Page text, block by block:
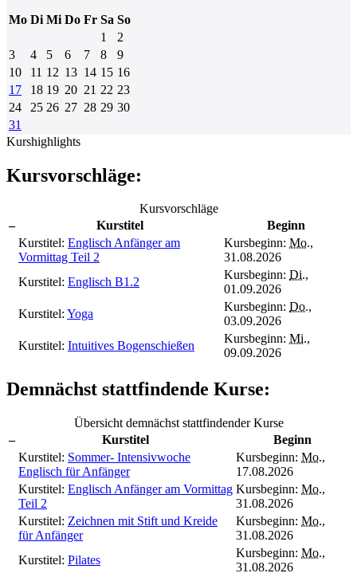
Mo Di Mi Do Fr Sa So
1
2
3
4 5 6 7 8
9
10
11 12 13 14 15 16
17
18 19 20 21 22 23
24
25 26 27 28 29 30
31
Kurshighlights
Kursvorschläge:
Kursvorschläge
–
Kurstitel
Beginn
Kurstitel: Englisch Anfänger am
Vormittag Teil 2
Kursbeginn: Mo.,
31.08.2026
Kurstitel: Englisch B1.2
Kursbeginn: Di.,
01.09.2026
Kurstitel: Yoga
Kursbeginn: Do.,
03.09.2026
Kurstitel: Intuitives Bogenschießen
Kursbeginn: Mi.,
09.09.2026
Demnächst stattfindende Kurse:
Übersicht demnächst stattfindender Kurse
–
Kurstitel
Beginn
Kurstitel: Sommer- Intensivwoche
Englisch für Anfänger
Kursbeginn: Mo.,
17.08.2026
Kurstitel: Englisch Anfänger am Vormittag
Teil 2
Kursbeginn: Mo.,
31.08.2026
Kurstitel: Zeichnen mit Stift und Kreide
für Anfänger
Kursbeginn: Mo.,
31.08.2026
Kurstitel: Pilates
Kursbeginn: Mo.,
31.08.2026